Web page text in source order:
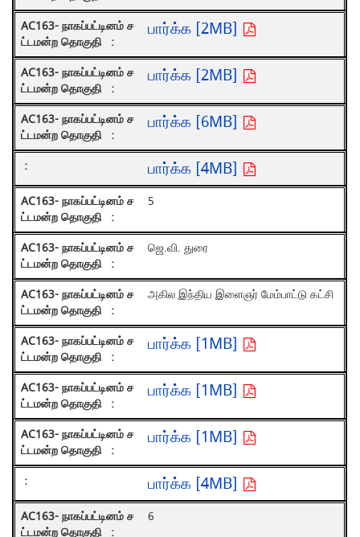
பார்க்க [2MB]
பார்க்க [2MB]
பார்க்க [6MB]
பார்க்க [4MB]
5
ஜெ.வி. துரை
அகில இந்திய இளைஞர் மேம்பாட்டு கட்சி
பார்க்க [1MB]
பார்க்க [1MB]
பார்க்க [1MB]
பார்க்க [4MB]
6